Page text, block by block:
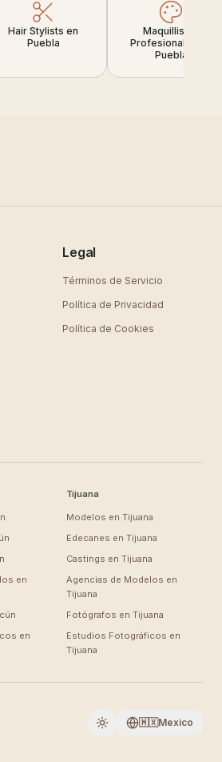
Hair Stylists en
Puebla
Maquillistas
Profesionales en
Puebla
Legal
Términos de Servicio
Política de Privacidad
Política de Cookies
en
en
Tijuana
Modelos en Tijuana
Edecanes en Tijuana
Castings en Tijuana
Agencias de Modelos en
Tijuana
Fotógrafos en Tijuana
Estudios Fotográficos en
Tijuana
Cambiar a oscuro
🇲🇽Mexico